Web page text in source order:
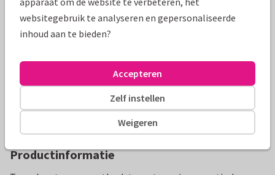
Productinformatie
websitegebruik te analyseren en gepersonaliseerde
inhoud aan te bieden?
Weigeren
Zelf instellen
Accepteren